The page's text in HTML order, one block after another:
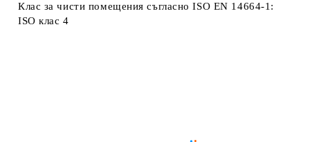
Клас за чисти помещения съгласно ISO EN 14664-1:
ISO клас 4